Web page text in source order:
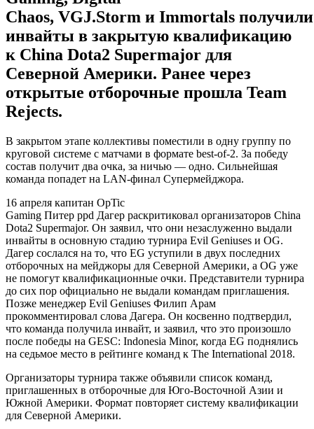
Chaos, VGJ.Storm и Immortals получили
инвайты в закрытую квалификацию
к China Dota2 Supermajor для
Северной Америки. Ранее через
открытые отборочные прошла Team
Rejects.
В закрытом этапе коллективы поместили в одну группу по
круговой системе с матчами в формате best-of-2. За победу
состав получит два очка, за ничью — одно. Сильнейшая
команда попадет на LAN-финал Супермейджора.
16 апреля капитан OpTic
Gaming Питер ppd Дагер раскритиковал организаторов China
Dota2 Supermajor. Он заявил, что они незаслуженно выдали
инвайты в основную стадию турнира Evil Geniuses и OG.
Дагер сослался на то, что EG уступили в двух последних
отборочных на мейджоры для Северной Америки, а OG уже
не помогут квалификационные очки. Представители турнира
до сих пор официально не выдали командам приглашения.
Позже менеджер Evil Geniuses Филип Арам
прокомментировал слова Дагера. Он косвенно подтвердил,
что команда получила инвайт, и заявил, что это произошло
после победы на GESC: Indonesia Minor, когда EG поднялись
на седьмое место в рейтинге команд к The International 2018.
Организаторы турнира также объявили список команд,
приглашенных в отборочные для Юго-Восточной Азии и
Южной Америки. Формат повторяет систему квалификации
для Северной Америки.